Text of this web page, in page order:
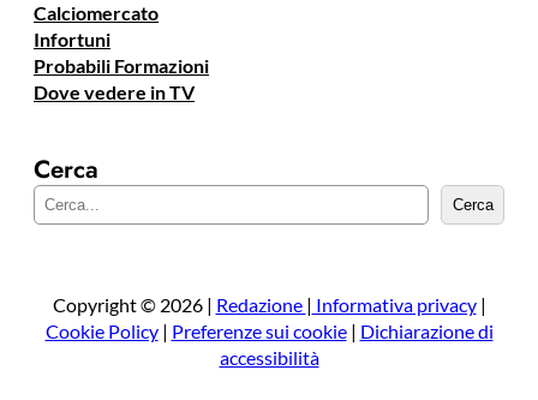
Calciomercato
Infortuni
Probabili Formazioni
Dove vedere in TV
Cerca
e
a
Cerca
Copyright © 2026 | Redazione | Informativa privacy|
Cookie Policy| Preferenze sui cookie| Dichiarazione di
accessibilità